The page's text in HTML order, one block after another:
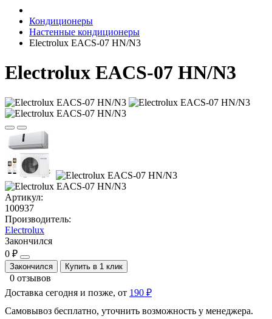
Кондиционеры
Настенные кондиционеры
Electrolux EACS-07 HN/N3
Electrolux EACS-07 HN/N3
Артикул:
100937
Производитель:
Electrolux
Закончился
0 ₽
Закончился Купить в 1 клик
0 отзывов
Доставка сегодня и позже, от 190 ₽
Самовывоз бесплатно, уточнить возможность у менеджера.